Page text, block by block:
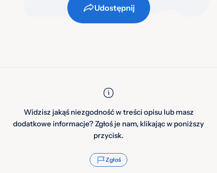
Udostępnij
Widzisz jakąś niezgodność w treści opisu lub masz
dodatkowe informacje? Zgłoś je nam, klikając w poniższy
przycisk.
Zgłoś